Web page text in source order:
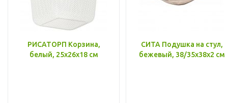
РИСАТОРП Корзина,
белый, 25x26x18 см
СИТА Подушка на стул,
бежевый, 38/35x38x2 см